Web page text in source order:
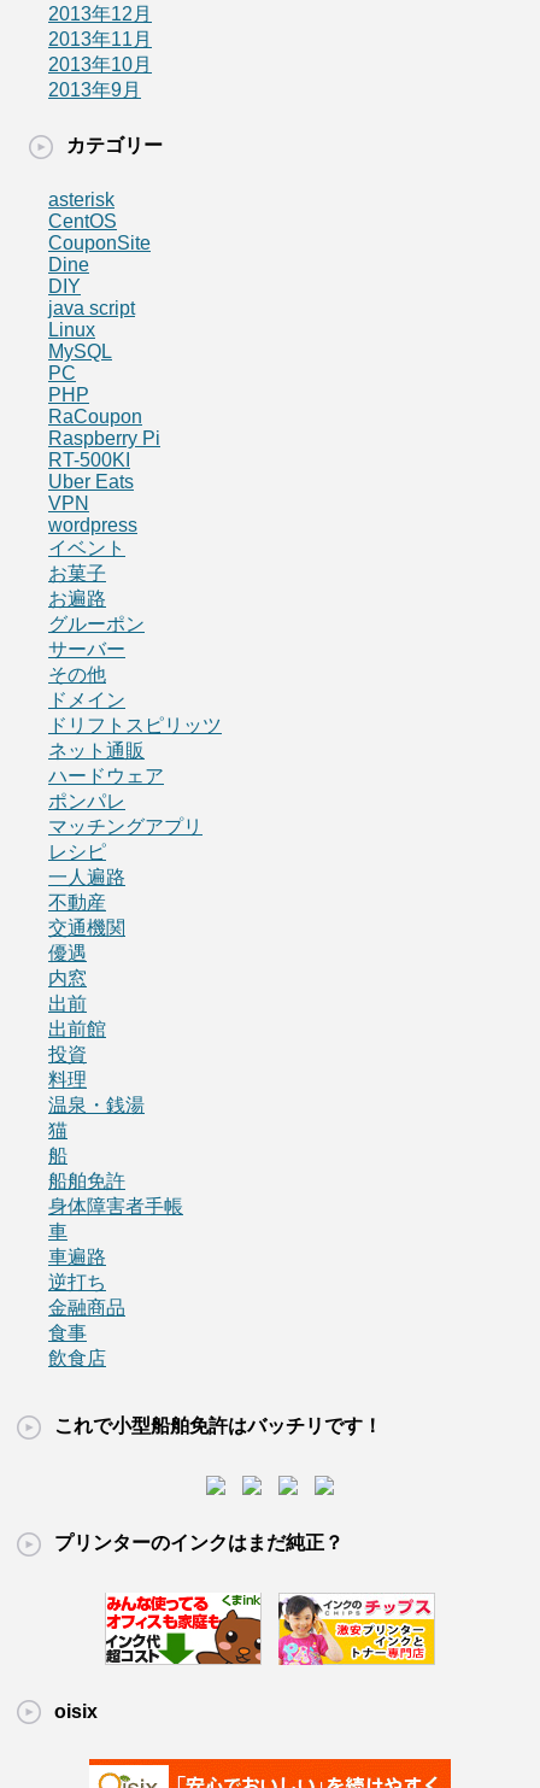
2013年12月
2013年11月
2013年10月
2013年9月
カテゴリー
asterisk
CentOS
CouponSite
Dine
DIY
java script
Linux
MySQL
PC
PHP
RaCoupon
Raspberry Pi
RT-500KI
Uber Eats
VPN
wordpress
イベント
お菓子
お遍路
グルーポン
サーバー
その他
ドメイン
ドリフトスピリッツ
ネット通販
ハードウェア
ポンパレ
マッチングアプリ
レシピ
一人遍路
不動産
交通機関
優遇
内窓
出前
出前館
投資
料理
温泉・銭湯
猫
船
船舶免許
身体障害者手帳
車
車遍路
逆打ち
金融商品
食事
飲食店
これで小型船舶免許はバッチリです！
プリンターのインクはまだ純正？
oisix